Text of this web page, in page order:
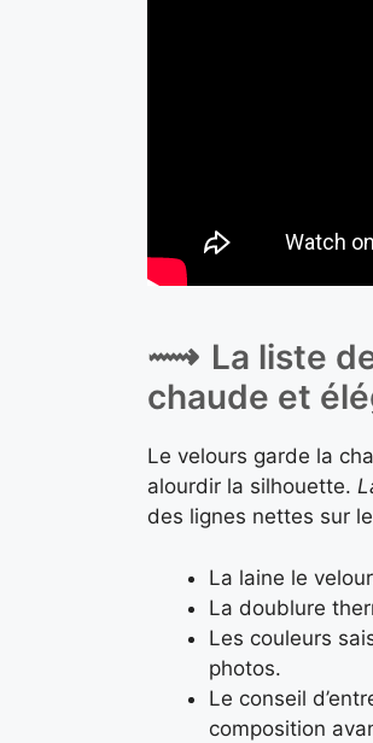
La liste
chaude et
Le velours garde la
alourdir la silhouette.
des lignes nettes sur
La laine le
La doublure
Les couleurs
photos.
Le conseil
composition